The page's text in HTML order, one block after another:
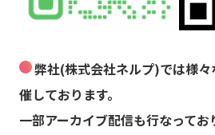
弊社(株式会社ネルプ)では様
催しております。
一部アーカイブ配信も行なって